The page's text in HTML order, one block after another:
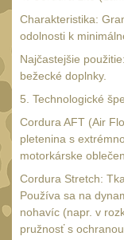
SVIETIDLÁ(89)
Méně než
200 - 500 lm2
510 - 990 lm 3
1000 - 2000
Nad 2000 lm 8
Speciální
Charakteristika:
odolnosti k
Najčastejšie
bežecké doplnky.
5. Technologické
Cordura AFT (Air
pletenina s
motorkárske
Cordura Stretch:
Používa sa na
nohavíc (napr. v
pružnosť s